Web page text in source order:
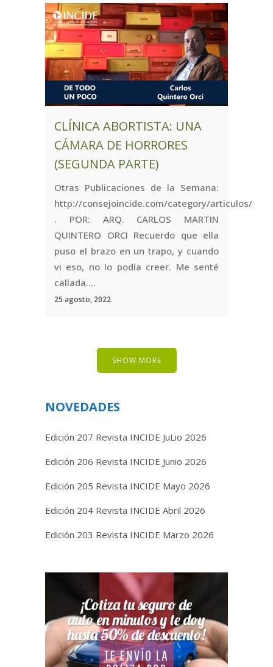
CLÍNICA ABORTISTA: UNA
CÁMARA DE HORRORES
(SEGUNDA PARTE)
Otras Publicaciones de la Semana:
http://consejoincide.com/category/articulos/
. POR: ARQ. CARLOS MARTIN
QUINTERO ORCI Recuerdo que ella
puso el brazo en un trapo, y cuando
vi eso, no lo podía creer. Me senté
callada....
25 agosto, 2022
SHOW MORE
NOVEDADES
Edición 207 Revista INCIDE JuLio 2026
Edición 206 Revista INCIDE Junio 2026
Edición 205 Revista INCIDE Mayo 2026
Edición 204 Revista INCIDE Abril 2026
Edición 203 Revista INCIDE Marzo 2026